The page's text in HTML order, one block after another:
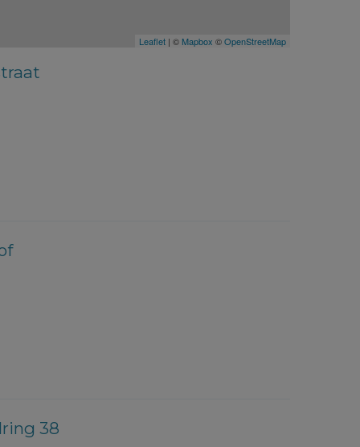
Leaflet | © Mapbox ©OpenStreetMap
38